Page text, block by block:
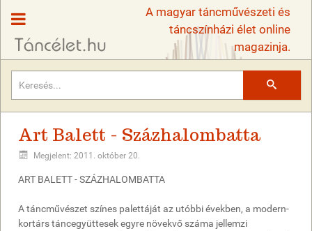
A magyar táncművészeti és
táncszínházi élet online
magazinja.
Art Balett - Százhalombatta
Megjelent: 2011. október 20.
ART BALETT - SZÁZHALOMBATTA
A táncművészet színes palettáját az utóbbi években, a modern-
kortárs táncegyüttesek egyre növekvő száma jellemzi